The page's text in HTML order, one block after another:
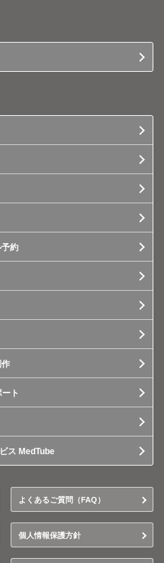
約
ト
ス MedTube
よくあるご質問（FAQ）
個人情報保護方針